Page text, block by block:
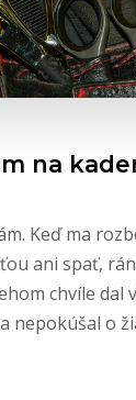
na
Keď ma
ani spať,
chvíle dal
nepokúšal o